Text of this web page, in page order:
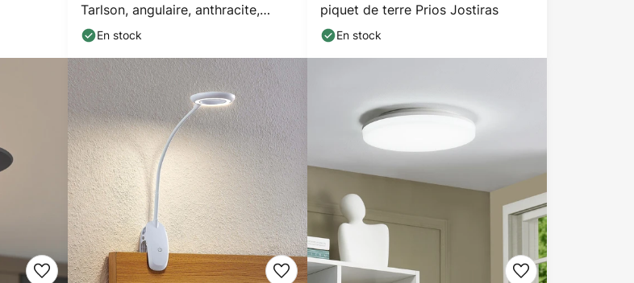
Tarlson, angulaire, anthracite,
capteur
En stock
piquet de terre Prios Jostiras
En stock